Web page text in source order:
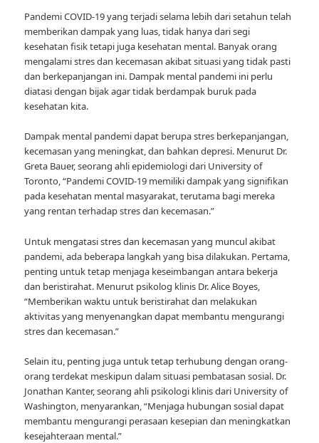
Pandemi COVID-19 yang terjadi selama lebih dari setahun telah
memberikan dampak yang luas, tidak hanya dari segi
kesehatan fisik tetapi juga kesehatan mental. Banyak orang
mengalami stres dan kecemasan akibat situasi yang tidak pasti
dan berkepanjangan ini. Dampak mental pandemi ini perlu
diatasi dengan bijak agar tidak berdampak buruk pada
kesehatan kita.
Dampak mental pandemi dapat berupa stres berkepanjangan,
kecemasan yang meningkat, dan bahkan depresi. Menurut Dr.
Greta Bauer, seorang ahli epidemiologi dari University of
Toronto, “Pandemi COVID-19 memiliki dampak yang signifikan
pada kesehatan mental masyarakat, terutama bagi mereka
yang rentan terhadap stres dan kecemasan.”
Untuk mengatasi stres dan kecemasan yang muncul akibat
pandemi, ada beberapa langkah yang bisa dilakukan. Pertama,
penting untuk tetap menjaga keseimbangan antara bekerja
dan beristirahat. Menurut psikolog klinis Dr. Alice Boyes,
“Memberikan waktu untuk beristirahat dan melakukan
aktivitas yang menyenangkan dapat membantu mengurangi
stres dan kecemasan.”
Selain itu, penting juga untuk tetap terhubung dengan orang-
orang terdekat meskipun dalam situasi pembatasan sosial. Dr.
Jonathan Kanter, seorang ahli psikologi klinis dari University of
Washington, menyarankan, “Menjaga hubungan sosial dapat
membantu mengurangi perasaan kesepian dan meningkatkan
kesejahteraan mental.”